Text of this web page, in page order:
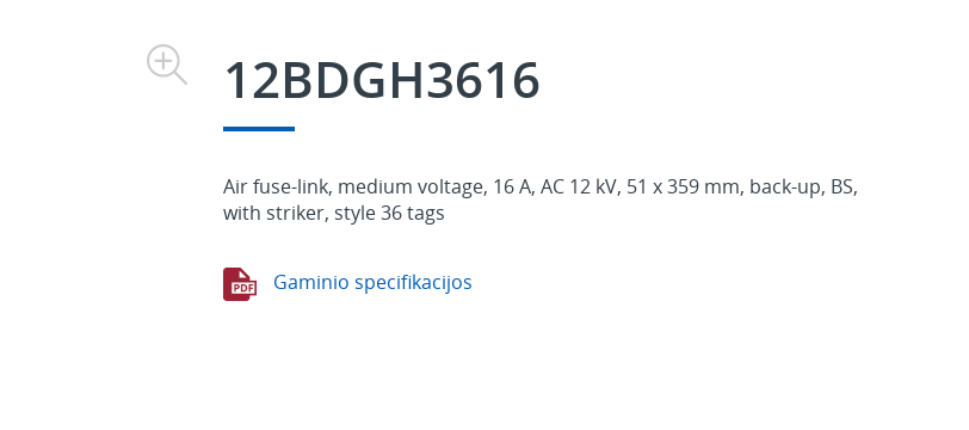
12BDGH3616
Air fuse-link, medium voltage, 16 A, AC 12 kV, 51 x 359 mm, back-up, BS,
with striker, style 36 tags
Gaminio specifikacijos